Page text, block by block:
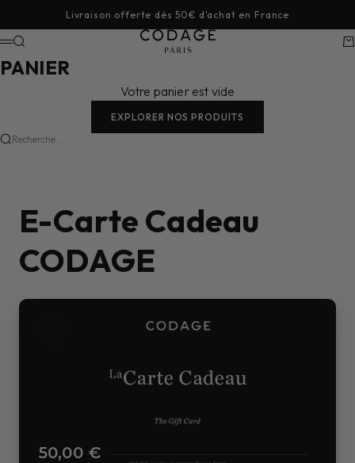
Passer au contenuLivraison offerte dès 50€ d'achat en France
CODAGE Paris
Menu
Recherche
PANIER
Votre panier est vide
EXPLORER NOS PRODUITS
Recherche...
E-Carte Cadeau
CODAGE
50,00 €